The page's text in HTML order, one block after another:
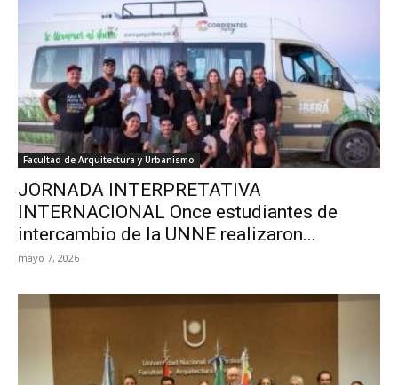
Facultad de Arquitectura y Urbanismo
JORNADA INTERPRETATIVA
INTERNACIONAL Once estudiantes de
intercambio de la UNNE realizaron...
mayo 7, 2026